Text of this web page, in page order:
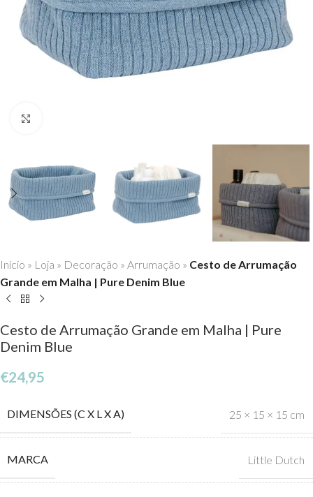
Início » Loja » Decoração » Arrumação » Cesto de Arrumação
Grande em Malha | Pure Denim Blue
Cesto de Arrumação Grande em Malha | Pure
Denim Blue
€24,95
DIMENSÕES (C X L X A) 25 × 15 × 15 cm
MARCA Little Dutch